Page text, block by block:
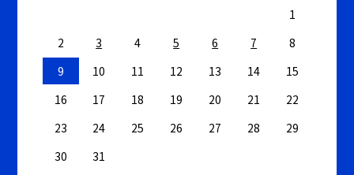
1
2
3 4 5 6 7
8
9
10 11 12 13 14
15
16
17 18 19 20 21
22
23
24 25 26 27 28
29
30
31